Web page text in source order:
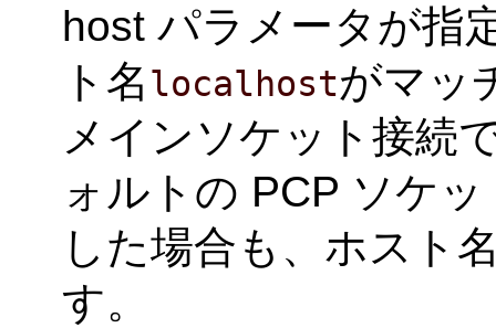
host パラメータが指
ト名 localhostがマッ
メインソケット接続
ォルトの PCP ソケ
した場合も、ホスト
す。